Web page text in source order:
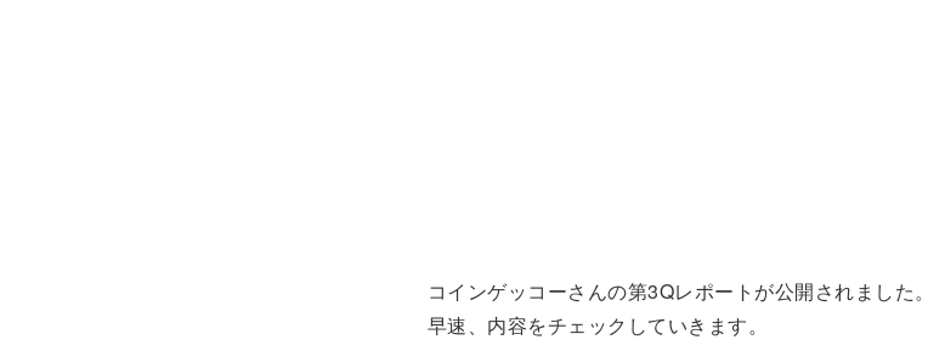
コインゲッコーさんの第3Qレポートが公開されました。
早速、内容をチェックしていきます。